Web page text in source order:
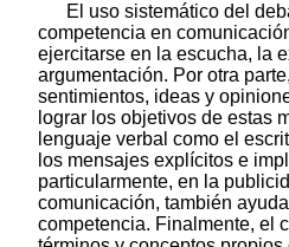
El uso sistemático del
competencia en
ejercitarse en la escucha, la
argumentación. Por otra
sentimientos, ideas y
lograr los objetivos de estas
lenguaje verbal como el
los mensajes explícitos e
particularmente, en la
comunicación, también
competencia. Finalmente, el